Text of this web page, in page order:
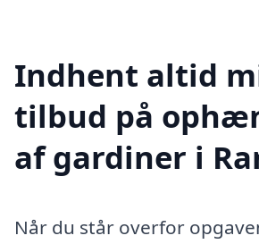
Indhent altid
tilbud på
af gardiner i
Når du står overfor